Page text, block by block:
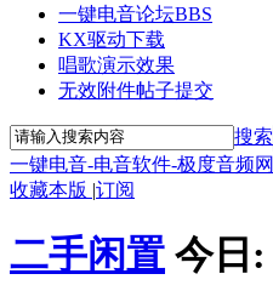
一键电音论坛BBS
KX驱动下载
唱歌演示效果
无效附件帖子提交
搜索
一键电音-电音软件-极度音频网
收藏本版 |订阅
二手闲置 今日: